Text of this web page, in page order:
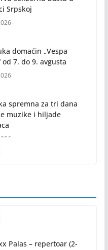
Srpskoj
domaćin „Vespa
od 7. do 9. avgusta
spremna za tri dana
muzike i hiljade
širom BiH
osjećaju isto?
Palas – repertoar (2-